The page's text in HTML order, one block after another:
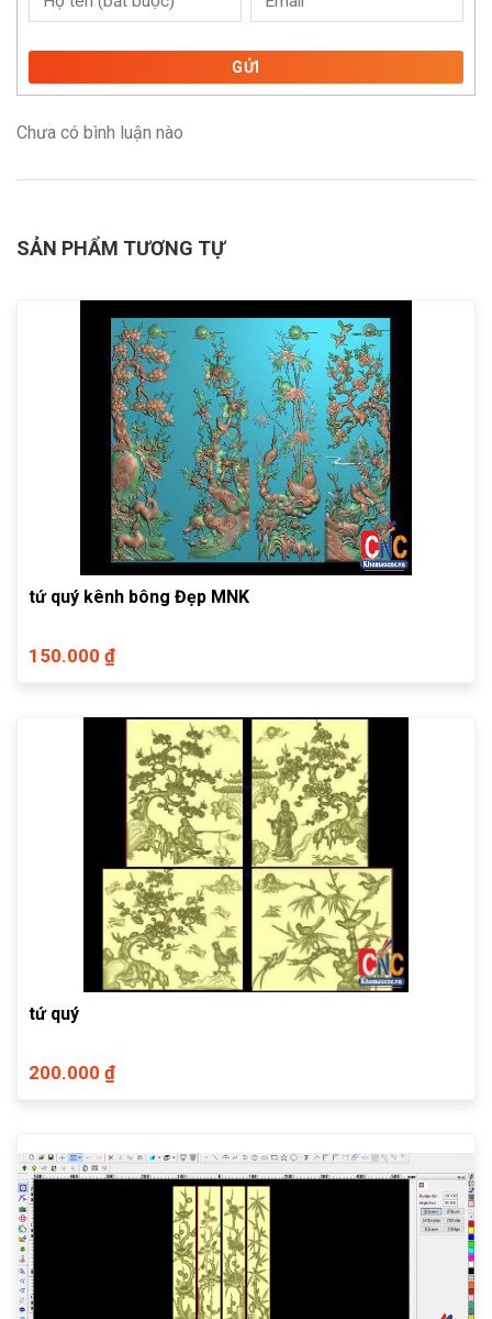
GỬI
Chưa có bình luận nào
SẢN PHẨM TƯƠNG TỰ
tứ quý kênh bông Đẹp MNK
150.000 ₫
tứ quý
200.000 ₫